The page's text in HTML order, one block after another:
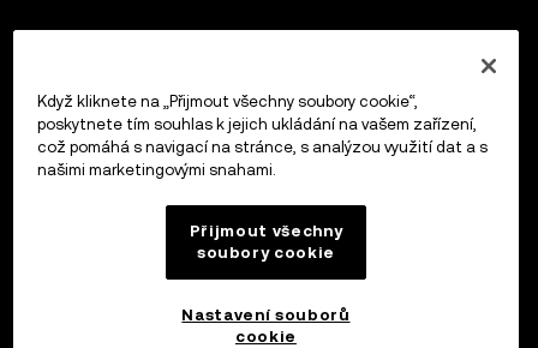
Když kliknete na „Přijmout všechny soubory cookie“,
poskytnete tím souhlas k jejich ukládání na vašem zařízení,
což pomáhá s navigací na stránce, s analýzou využití dat a s
našimi marketingovými snahami.
Přijmout všechny
soubory cookie
Nastavení souborů
cookie